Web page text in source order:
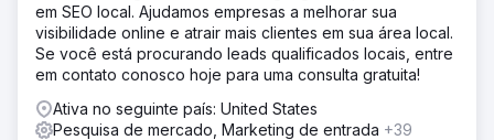
problemas técnicos e implementamos correções.
Avaliamos a velocidade do site, o desempenho e a
experiência do usuário móvel, levando a melhorias
direcionadas. Esses esforços resultaram em um aumento
médio de 29% nas conversões, demonstrando a eficácia
de nossas otimizações.
em SEO local. Ajudamos empresas a melhorar sua
visibilidade online e atrair mais clientes em sua área local.
Se você está procurando leads qualificados locais, entre
em contato conosco hoje para uma consulta gratuita!
Ativa no seguinte país: United States
Pesquisa de mercado, Marketing de entrada +39